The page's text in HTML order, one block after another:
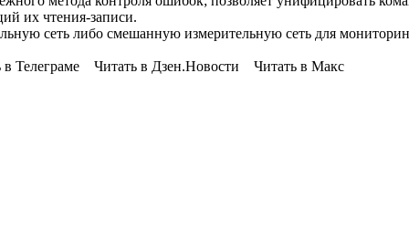
их чтения-записи.
сеть либо смешанную измерительную сеть для
Читать в Дзен.Новости Читать в Макс